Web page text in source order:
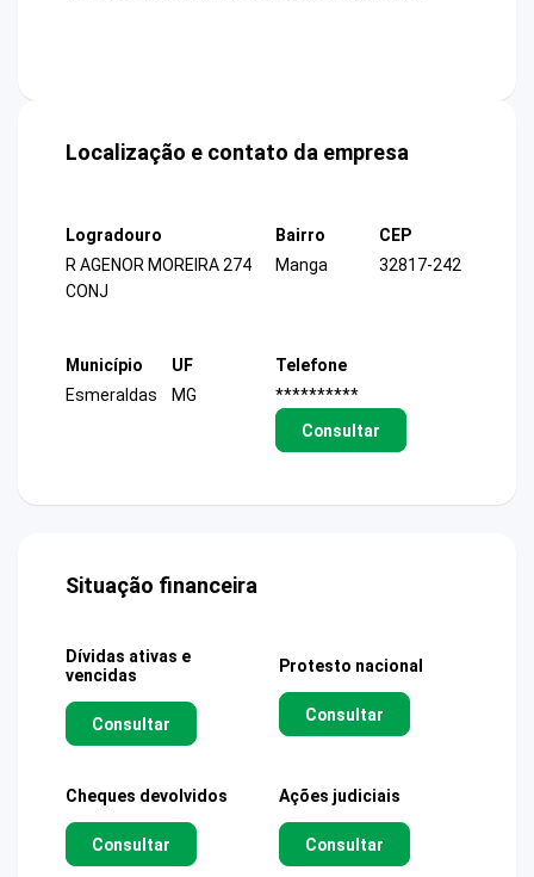
Localização e contato da empresa
Logradouro
R AGENOR MOREIRA 274
CONJ
Bairro
Manga
CEP
32817-242
Município
Esmeraldas
UF
MG
Telefone
**********
Consultar
Situação financeira
Dívidas ativas e
vencidas
Consultar
Protesto nacional
Consultar
Cheques devolvidos
Consultar
Ações judiciais
Consultar